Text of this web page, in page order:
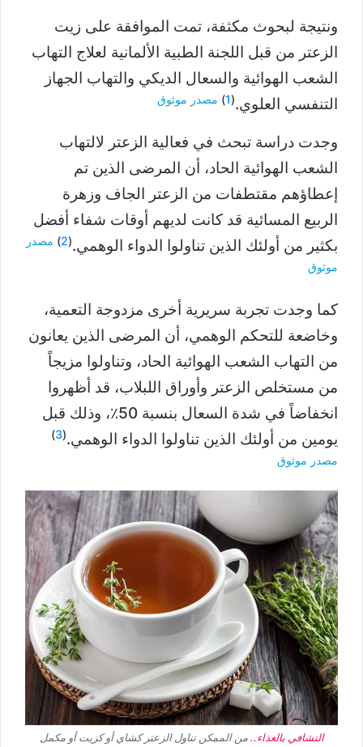
ونتيجة لبحوث مكثفة، تمت الموافقة على زيت
الزعتر من قبل اللجنة الطبية الألمانية لعلاج التهاب
الشعب الهوائية والسعال الديكي والتهاب الجهاز
التنفسي العلوي.(
1
) مصدر موثوق
وجدت دراسة تبحث في فعالية الزعتر لالتهاب
الشعب الهوائية الحاد، أن المرضى الذين تم
إعطاؤهم مقتطفات من الزعتر الجاف وزهرة
الربيع المسائية قد كانت لديهم أوقات شفاء أفضل
بكثير من أولئك الذين تناولوا الدواء الوهمي.(
2
) مصدر
موثوق
كما وجدت تجربة سريرية أخرى مزدوجة التعمية،
وخاضعة للتحكم الوهمي، أن المرضى الذين يعانون
من التهاب الشعب الهوائية الحاد، وتناولوا مزيجاً
من مستخلص الزعتر وأوراق اللبلاب، قد أظهروا
انخفاضاً في شدة السعال بنسبة 50٪، وذلك قبل
يومين من أولئك الذين تناولوا الدواء الوهمي.(
3
)
مصدر موثوق
التشافي بالغذاء..من الممكن تناول الزعتر كشاي أو كزيت أو مكمل